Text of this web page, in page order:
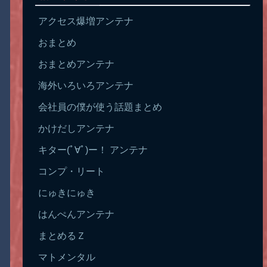
アクセス爆増アンテナ
おまとめ
おまとめアンテナ
海外いろいろアンテナ
会社員の僕が使う話題まとめ
かけだしアンテナ
キター(ﾟ∀ﾟ)ー！ アンテナ
コンプ・リート
にゅきにゅき
はんぺんアンテナ
まとめるＺ
マトメンタル